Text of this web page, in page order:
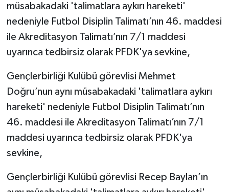
müsabakadaki 'talimatlara aykırı hareketi'
nedeniyle Futbol Disiplin Talimatı’nın 46. maddesi
ile Akreditasyon Talimatı’nın 7/1 maddesi
uyarınca tedbirsiz olarak PFDK'ya sevkine,
Gençlerbirliği Kulübü görevlisi Mehmet
Doğru’nun aynı müsabakadaki 'talimatlara aykırı
hareketi' nedeniyle Futbol Disiplin Talimatı’nın
46. maddesi ile Akreditasyon Talimatı’nın 7/1
maddesi uyarınca tedbirsiz olarak PFDK'ya
sevkine,
Gençlerbirliği Kulübü görevlisi Recep Baylan’ın